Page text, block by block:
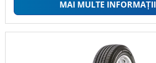
MAI MULTE INFORMAȚII